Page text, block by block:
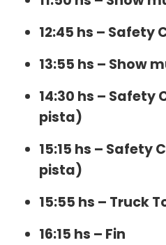
12:45 hs – Safety
13:55 hs – Show
14:30 hs – Safety
pista)
15:15 hs – Safety
pista)
15:55 hs – Truck
16:15 hs – Fin